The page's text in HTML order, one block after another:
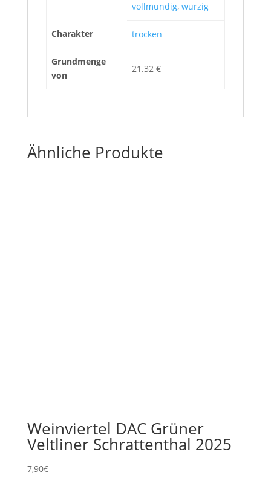
vollmundig, würzig
Charakter trocken
Grundmenge
von
21.32 €
Ähnliche Produkte
Weinviertel DAC Grüner
Veltliner Schrattenthal 2025
7,90€